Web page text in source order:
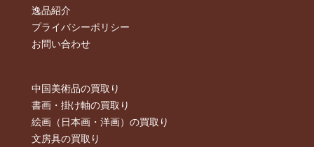
逸品紹介
プライバシーポリシー
お問い合わせ
中国美術品の買取り
書画・掛け軸の買取り
絵画（日本画・洋画）の買取り
文房具の買取り